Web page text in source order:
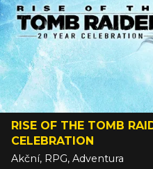
RISE OF THE TOMB
CELEBRATION
Akční, RPG, Adventura